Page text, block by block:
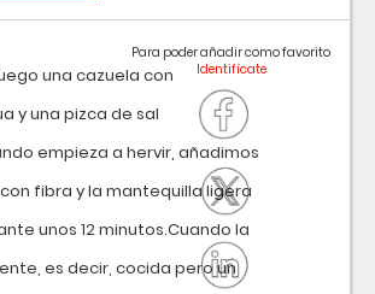
una cazuela con
y una pizca de sal
empieza a hervir, añadimos
fibra y la mantequilla ligera
unos 12 minutos.Cuando la
es decir, cocida pero un
Para poder añadir como favorito